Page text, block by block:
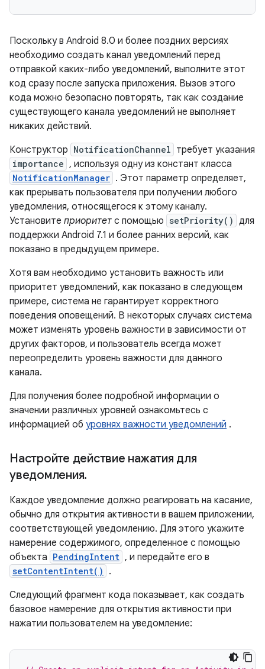
Поскольку в Android 8.0 и более поздних версиях
необходимо создать канал уведомлений перед
отправкой каких-либо уведомлений, выполните этот
код сразу после запуска приложения. Вызов этого
кода можно безопасно повторять, так как создание
существующего канала уведомлений не выполняет
никаких действий.
Конструктор NotificationChannel требует указания
importance , используя одну из констант класса
NotificationManager . Этот параметр определяет,
как прерывать пользователя при получении любого
уведомления, относящегося к этому каналу.
Установите приоритет с помощью setPriority() для
поддержки Android 7.1 и более ранних версий, как
показано в предыдущем примере.
Хотя вам необходимо установить важность или
приоритет уведомлений, как показано в следующем
примере, система не гарантирует корректного
поведения оповещений. В некоторых случаях система
может изменять уровень важности в зависимости от
других факторов, и пользователь всегда может
переопределить уровень важности для данного
канала.
Для получения более подробной информации о
значении различных уровней ознакомьтесь с
информацией об уровнях важности уведомлений .
Настройте действие нажатия для
уведомления.
Каждое уведомление должно реагировать на касание,
обычно для открытия активности в вашем приложении,
соответствующей уведомлению. Для этого укажите
намерение содержимого, определенное с помощью
объекта PendingIntent , и передайте его в
setContentIntent()
.
Следующий фрагмент кода показывает, как создать
базовое намерение для открытия активности при
нажатии пользователем на уведомление: